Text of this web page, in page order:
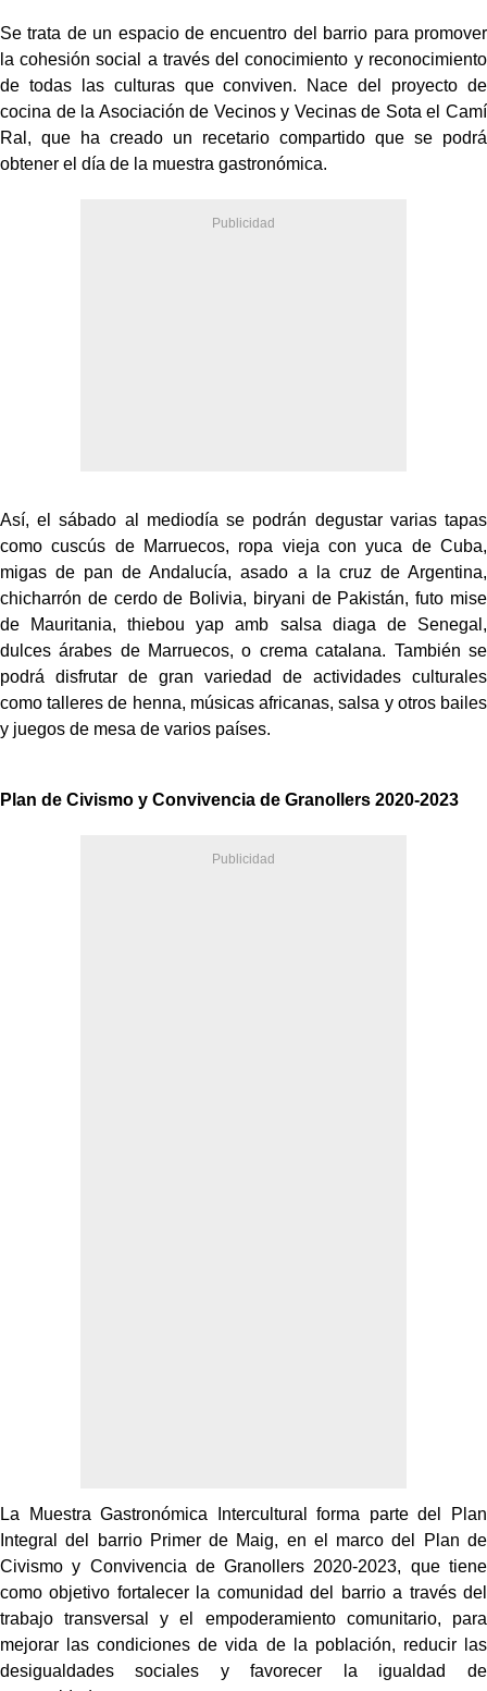
Se trata de un espacio de encuentro del barrio para promover
la cohesión social a través del conocimiento y reconocimiento
de todas las culturas que conviven. Nace del proyecto de
cocina de la Asociación de Vecinos y Vecinas de Sota el Camí
Ral, que ha creado un recetario compartido que se podrá
obtener el día de la muestra gastronómica.
Así, el sábado al mediodía se podrán degustar varias tapas
como cuscús de Marruecos, ropa vieja con yuca de Cuba,
migas de pan de Andalucía, asado a la cruz de Argentina,
chicharrón de cerdo de Bolivia, biryani de Pakistán, futo mise
de Mauritania, thiebou yap amb salsa diaga de Senegal,
dulces árabes de Marruecos, o crema catalana. También se
podrá disfrutar de gran variedad de actividades culturales
como talleres de henna, músicas africanas, salsa y otros bailes
y juegos de mesa de varios países.
Plan de Civismo y Convivencia de Granollers 2020-2023
La Muestra Gastronómica Intercultural forma parte del Plan
Integral del barrio Primer de Maig, en el marco del Plan de
Civismo y Convivencia de Granollers 2020-2023, que tiene
como objetivo fortalecer la comunidad del barrio a través del
trabajo transversal y el empoderamiento comunitario, para
mejorar las condiciones de vida de la población, reducir las
desigualdades sociales y favorecer la igualdad de